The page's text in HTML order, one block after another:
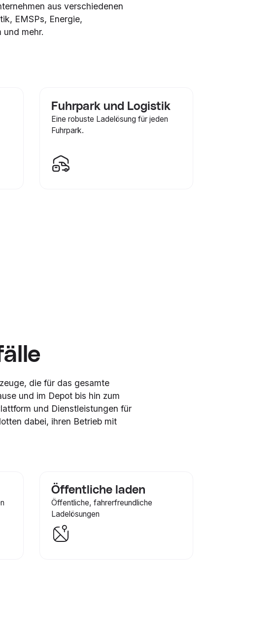
aus verschiedenen
EMSPs, Energie,
und mehr.
Fuhrpark und Logistik
Eine robuste Ladelösung für jeden
Fuhrpark.
die für das gesamte
und im Depot bis hin zum
und Dienstleistungen für
dabei, ihren Betrieb mit
Öffentliche laden
Öffentliche, fahrerfreundliche
Ladelösungen